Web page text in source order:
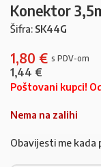
Konektor
Šifra: SK44G
1,80 €
1,44 €
Poštovani kupci!
Nema na zalihi
Obavijesti me